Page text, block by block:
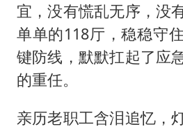
宜，没有慌乱无序，没
单单的118厅，稳稳守
键防线，默默扛起了应
的重任。
亲历老职工含泪追忆，